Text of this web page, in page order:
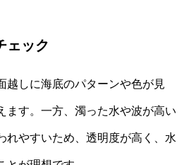
ェック
越しに海底のパターンや色が見
ます。一方、濁った水や波が高い
れやすいため、透明度が高く、水